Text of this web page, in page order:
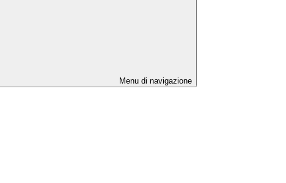
Menu di navigazione